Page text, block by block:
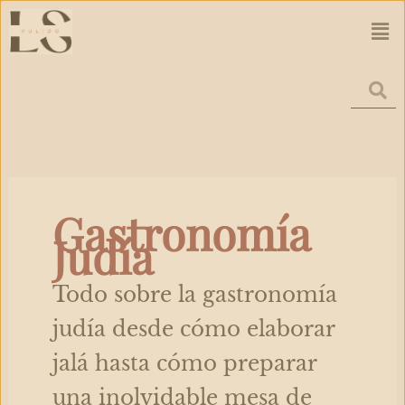
Ir
al
contenido
Gastronomía
Judía
Todo sobre la gastronomía
judía desde cómo elaborar
jalá hasta cómo preparar
una inolvidable mesa de